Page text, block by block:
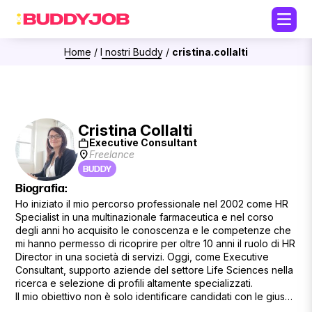
Home / I nostri Buddy / cristina.collalti
Cristina Collalti
workExecutive Consultant
location_onFreelance
BUDDY
Biografia:
Ho iniziato il mio percorso professionale nel 2002 come HR
Specialist in una multinazionale farmaceutica e nel corso
degli anni ho acquisito le conoscenza e le competenze che
mi hanno permesso di ricoprire per oltre 10 anni il ruolo di HR
Director in una società di servizi. Oggi, come Executive
Consultant, supporto aziende del settore Life Sciences nella
ricerca e selezione di profili altamente specializzati.
Il mio obiettivo non è solo identificare candidati con le giuste